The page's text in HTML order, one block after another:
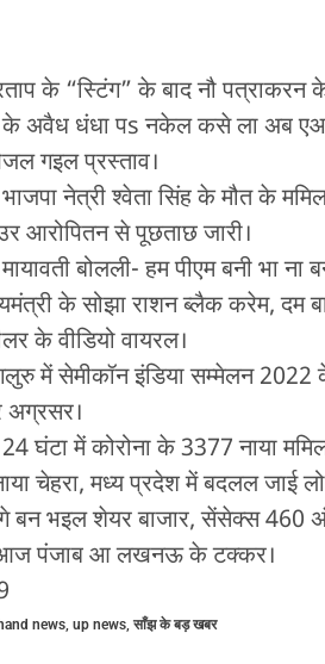
के “स्टिंग” के बाद नौ पत्राकरन
के अवैध धंधा पs नकेल कसे ला अब
गइल प्रस्ताव।
नेत्री श्वेता सिंह के मौत के
आरोपितन से पूछताछ जारी।
बोलली- हम पीएम बनी भा
के सोझा राशन ब्लैक करेम, दम
के वीडियो वायरल।
में सेमीकॉन इंडिया सम्मेलन
अग्रसर।
घंटा में कोरोना के 3377 नाया
चेहरा, मध्य प्रदेश में बदलल जाई
बन भइल शेयर बाजार, सेंसेक्स 460
पंजाब आ लखनऊ के टक्कर।
news, up news, साँझ के बड़ खबर